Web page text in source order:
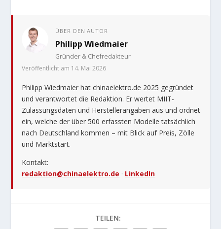
ÜBER DEN AUTOR
Philipp Wiedmaier
Gründer & Chefredakteur
Veröffentlicht am 14. Mai 2026
Philipp Wiedmaier hat chinaelektro.de 2025 gegründet
und verantwortet die Redaktion. Er wertet MIIT-
Zulassungsdaten und Herstellerangaben aus und ordnet
ein, welche der über 500 erfassten Modelle tatsächlich
nach Deutschland kommen – mit Blick auf Preis, Zölle
und Marktstart.
Kontakt:
redaktion@chinaelektro.de · LinkedIn
TEILEN: